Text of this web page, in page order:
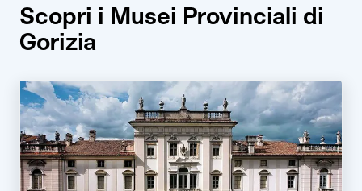
Scopri i Musei Provinciali di
Gorizia